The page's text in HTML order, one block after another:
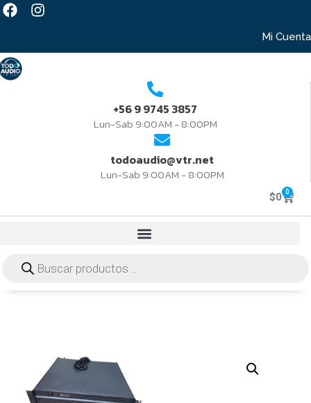
Mi Cuenta
+56 9 9745 3857
Lun-Sab 9:00AM - 8:00PM
todoaudio@vtr.net
Lun-Sab 9:00AM - 8:00PM
$0 0